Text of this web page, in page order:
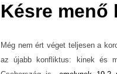
Késre menő
Még nem ért véget teljesen a
az újabb konfliktus: kinek és